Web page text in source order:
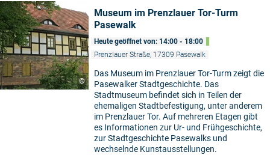
©
Museum im Prenzlauer Tor-Turm
Pasewalk
Heute geöffnet von: 14:00 - 18:00
Prenzlauer Straße, 17309 Pasewalk
Das Museum im Prenzlauer Tor-Turm zeigt die
Pasewalker Stadtgeschichte. Das
Stadtmuseum befindet sich in Teilen der
ehemaligen Stadtbefestigung, unter anderem
im Prenzlauer Tor. Auf mehreren Etagen gibt
es Informationen zur Ur- und Frühgeschichte,
zur Stadtgeschichte Pasewalks und
wechselnde Kunstausstellungen.